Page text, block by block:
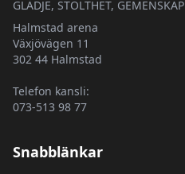
GLÄDJE, STOLTHET, GEMENSKAP
Halmstad arena
Växjövägen 11
302 44 Halmstad
Telefon kansli:
073-513 98 77
Snabblänkar